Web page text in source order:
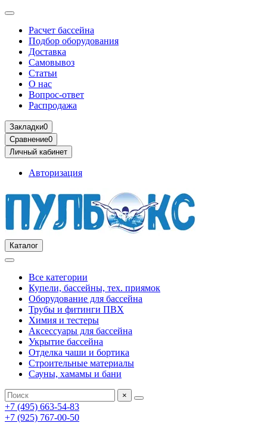
Расчет бассейна
Подбор оборудования
Доставка
Самовывоз
Статьи
О нас
Вопрос-ответ
Распродажа
Закладки0
Сравнение0
Личный кабинет
Авторизация
Каталог
Все категории
Купели, бассейны, тех. приямок
Оборудование для бассейна
Трубы и фитинги ПВХ
Химия и тестеры
Аксессуары для бассейна
Укрытие бассейна
Отделка чаши и бортика
Строительные материалы
Сауны, хамамы и бани
×
+7 (495) 663-54-83
+7 (925) 767-00-50